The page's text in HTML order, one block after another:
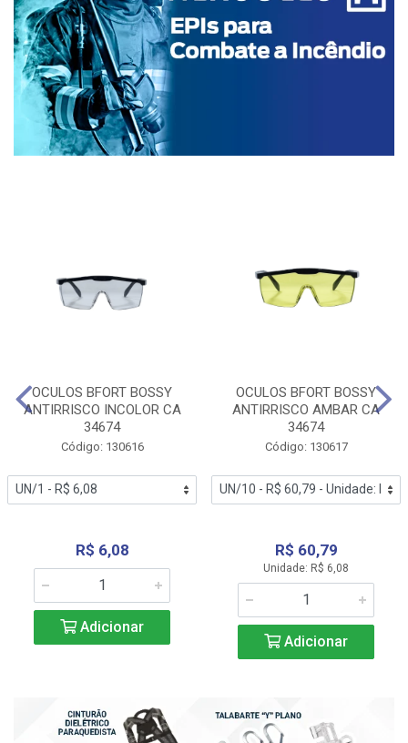
OCULOS BFORT BOSSY
ANTIRRISCO INCOLOR CA
34674
Código: 130616
R$ 6,08
Adicionar
OCULOS BFORT BOSSY
ANTIRRISCO AMBAR CA
34674
Código: 130617
R$ 60,79
Unidade: R$ 6,08
Adicionar